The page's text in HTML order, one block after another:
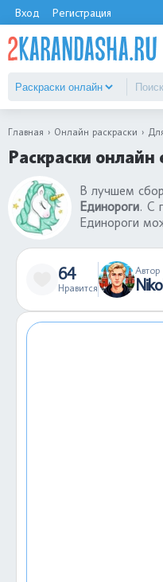
Вход Регистрация
Главная Онлайн раскраски
Раскраски онлайн
В лучшем
Единороги. С
Единороги
Единороги -
творческие
есть
развлечь
Единороги в
64
Нравится
Автор